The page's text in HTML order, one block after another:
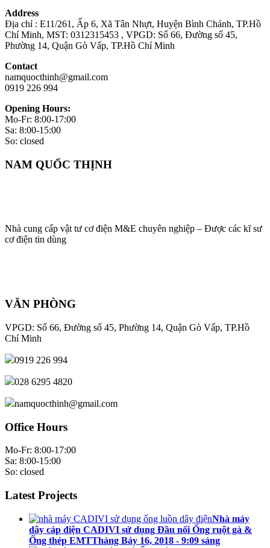
Address
Địa chỉ : E11/261, Ấp 6, Xã Tân Nhựt, Huyện Bình Chánh, TP.Hồ
Chí Minh, MST: 0312315453 , VPGD: Số 66, Đường số 45,
Phường 14, Quận Gò Vấp, TP.Hồ Chí Minh
Contact
namquocthinh@gmail.com
0919 226 994
Opening Hours:
Mo-Fr: 8:00-17:00
Sa: 8:00-15:00
So: closed
NAM QUỐC THỊNH
Nhà cung cấp vật tư cơ điện M&E chuyên nghiệp – Được các kĩ sư
cơ điện tin dùng
VĂN PHÒNG
VPGD: Số 66, Đường số 45, Phường 14, Quận Gò Vấp, TP.Hồ
Chí Minh
0919 226 994
028 6295 4820
namquocthinh@gmail.com
Office Hours
Mo-Fr: 8:00-17:00
Sa: 8:00-15:00
So: closed
Latest Projects
Nhà máy
dây cáp điện CADIVI sử dụng Đầu nối Ống ruột gà &
Ống thép EMTTháng Bảy 16, 2018 - 9:09 sáng